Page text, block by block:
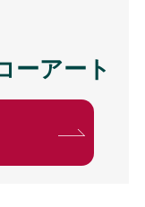
ーアート